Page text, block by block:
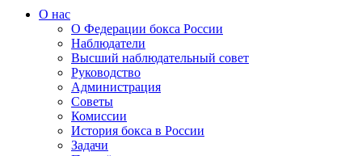
О нас
О Федерации бокса России
Наблюдатели
Высший наблюдательный совет
Руководство
Администрация
Советы
Комиссии
История бокса в России
Задачи